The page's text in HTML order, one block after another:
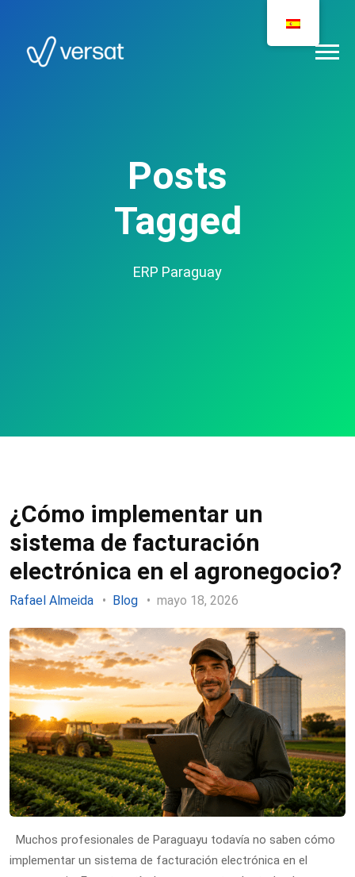
Posts
Tagged
ERP Paraguay
¿Cómo implementar un
sistema de facturación
electrónica en el agronegocio?
Rafael Almeida Blog mayo 18, 2026
Muchos profesionales de Paraguayu todavía no saben cómo
implementar un sistema de facturación electrónica en el